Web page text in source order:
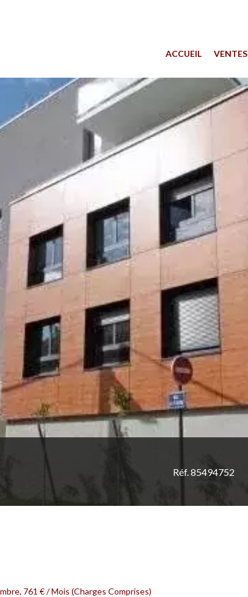
ACCUEIL VENTES
Réf. 85494752
761 € / Mois (Charges Comprises)